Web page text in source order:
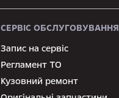
СЕРВІС ОБСЛУГОВУВАННЯ
Запис на сервіс
Регламент ТО
Кузовний ремонт